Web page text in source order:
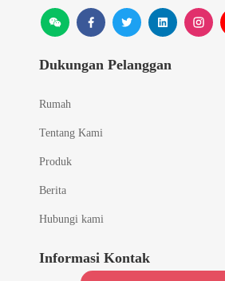
Dukungan Pelanggan
Rumah
Tentang Kami
Produk
Berita
Hubungi kami
Informasi Kontak